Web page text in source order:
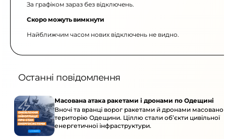
За графіком зараз без відключень.
Скоро можуть вимкнути
Найближчим часом нових відключень не видно.
Останні повідомлення
Масована атака ракетами і дронами по Одещині
Вночі та вранці ворог ракетами й дронами масовано
територію Одещини. Ціллю стали об’єкти цивільної
енергетичної інфраструктури.